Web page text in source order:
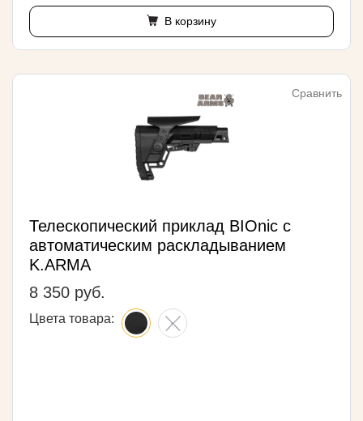
В корзину
Сравнить
Телескопический приклад BIOnic с
автоматическим раскладыванием
K.ARMA
8 350 руб.
Цвета товара: